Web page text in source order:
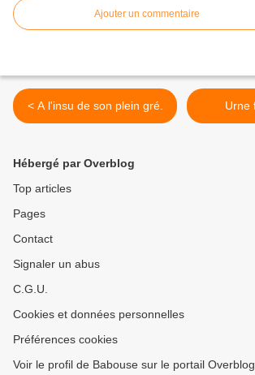
Ajouter un commentaire
< A l'insu de son plein gré.
Hébergé par Overblog
Top articles
Pages
Contact
Signaler un abus
C.G.U.
Cookies et données personnelles
Préférences cookies
Voir le profil de Babouse sur le portail Overblog